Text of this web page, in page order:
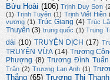
Bửu Hoài (106) Trịnh Duy Sơn
(1) Trịnh Tuyên (1) Trịnh Viết Hiền
vương (1) Trúc Giang (4) Trúc
Thuyên (3) trung quốc (1) Trung
dài (10) TRUYỆN DỊCH (17)
TRUYỆN VỪA (14) Trương
Phượng (8) Trương Đình Tuấn
Trân (2) Trương Lan Anh (1)
Thắng (65) Trương Thị